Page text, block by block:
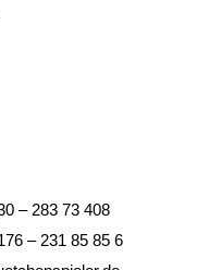
– 283 73 408
– 231 85 85 6